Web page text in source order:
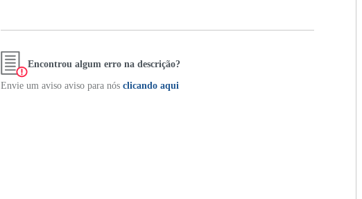
Encontrou algum erro na descrição?
Envie um aviso aviso para nós clicando aqui